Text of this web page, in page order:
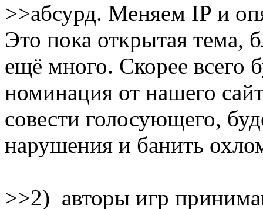
>>абсурд. Меняем IP и
Это пока открытая тема,
ещё много. Скорее всего
номинация от нашего
совести голосующего,
нарушения и банить
>>2) авторы игр